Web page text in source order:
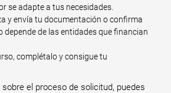
se adapte a tus necesidades.
y envía tu documentación o confirma
depende de las entidades que financian
complétalo y consigue tu
el proceso de solicitud, puedes